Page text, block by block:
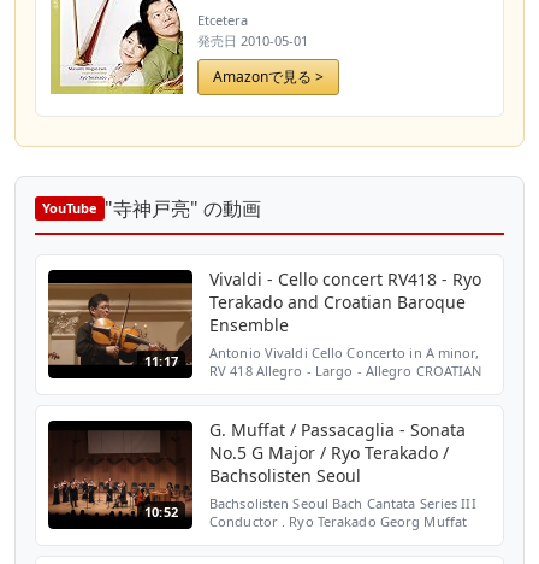
Etcetera
発売日 2010-05-01
Amazonで見る >
YouTube "寺神戸亮" の動画
11:17
Vivaldi - Cello concert RV418 - Ryo
Terakado and Croatian Baroque
Ensemble
Antonio Vivaldi Cello Concerto in A minor,
RV 418 Allegro - Largo - Allegro CROATIAN
institute May 22nd 2011...
10:52
G. Muffat / Passacaglia - Sonata
No.5 G Major / Ryo Terakado /
Bachsolisten Seoul
Bachsolisten Seoul Bach Cantata Series III
Conductor . Ryo Terakado Georg Muffat